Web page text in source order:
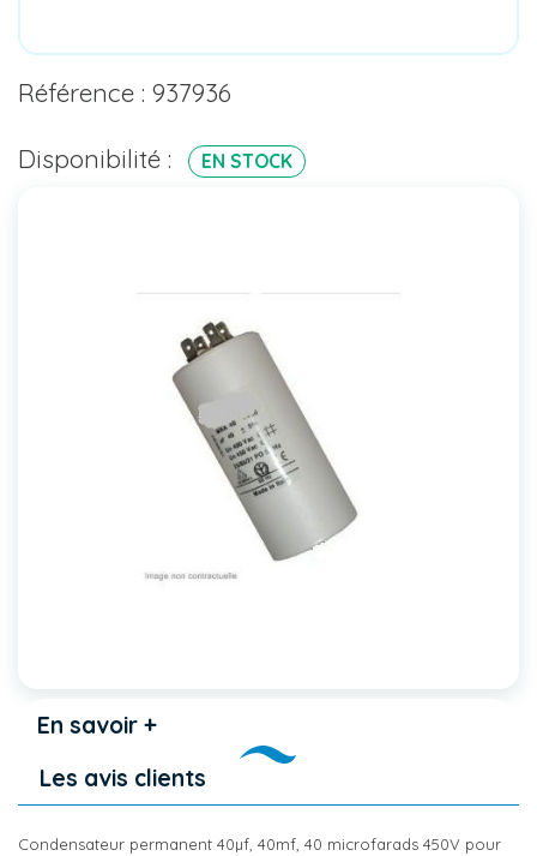
Référence : 937936
Disponibilité : EN STOCK
En savoir +
Les avis clients
Condensateur permanent 40µf, 40mf, 40 microfarads 450V pour